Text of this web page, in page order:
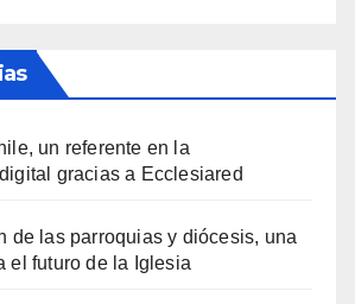
un referente en la
gracias a Ecclesiared
de las parroquias y diócesis, una
el futuro de la Iglesia